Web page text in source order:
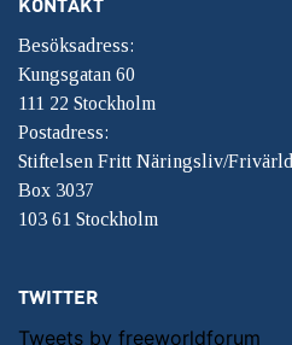
Besöksadress:
Kungsgatan 60
111 22 Stockholm
Postadress:
Stiftelsen Fritt Näringsliv/Frivärld
Box 3037
103 61 Stockholm
TWITTER
Tweets by freeworldforum